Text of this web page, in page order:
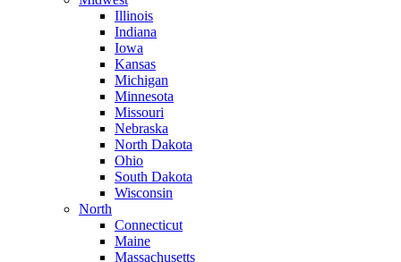
Illinois
Indiana
Iowa
Kansas
Michigan
Minnesota
Missouri
Nebraska
North Dakota
Ohio
South Dakota
Wisconsin
North
Connecticut
Maine
Massachusetts